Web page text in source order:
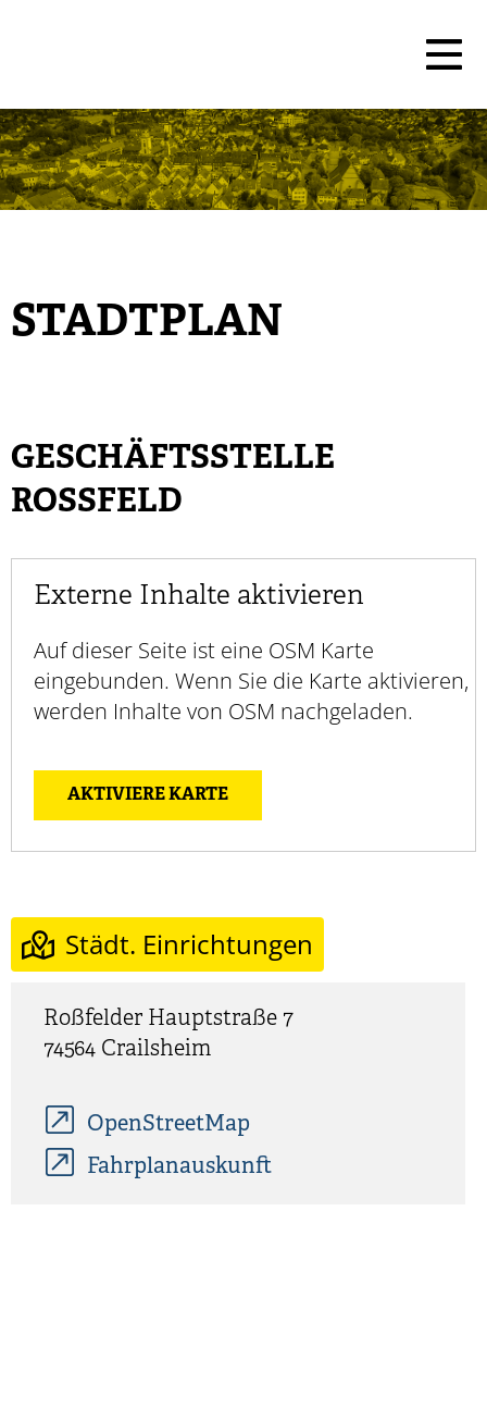
STADTPLAN
GESCHÄFTSSTELLE
ROSSFELD
Externe Inhalte aktivieren
Auf dieser Seite ist eine OSM Karte
eingebunden. Wenn Sie die Karte aktivieren,
werden Inhalte von OSM nachgeladen.
AKTIVIERE KARTE
Städt. Einrichtungen
Roßfelder Hauptstraße 7
74564 Crailsheim
OpenStreetMap
Fahrplanauskunft